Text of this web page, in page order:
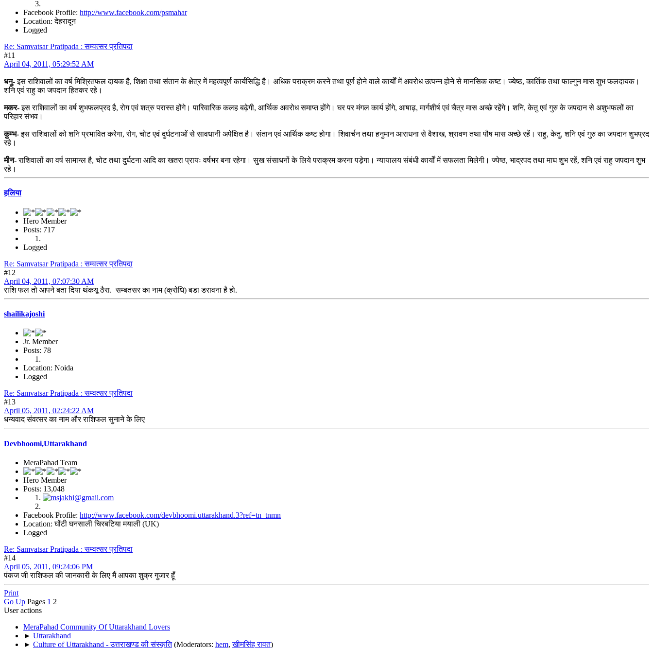
Facebook Profile: http://www.facebook.com/psmahar
Location: देहरादून
Logged
Re: Samvatsar Pratipada : सम्वत्सर प्रतिपदा
#11
April 04, 2011, 05:29:52 AM
धनु-इस राशिवालों का वर्ष मिश्रितफल दायक है, शिक्षा तथा संतान के क्षेत्र में महत्वपूर्ण कार्यसिद्धि है। अधिक पराक्रम करने तथा पूर्ण होने वाले कार्यों में अवरोध उत्पन्न होने से मानसिक कष्ट। ज्येष्ठ, कार्तिक तथा फाल्गुन मास शुभ फलदायक।
शनि एवं राहु का जपदान हितकर रहे।
मकर-इस राशिवालों का वर्ष शुभफलप्रद है, रोग एवं शत्रु परास्त होंगे। पारिवारिक कलह बढ़ेगी, आर्थिक अवरोध समाप्त होंगे। घर पर मंगल कार्य होंगे, आषाढ़, मार्गशीर्ष एवं चैत्र मास अच्छे रहेंगे। शनि, केतु एवं गुरु के जपदान से अशुभफलों का
परिहार संभव।
कुम्भ-इस राशिवालों को शनि प्रभावित करेगा, रोग, चोट एवं दुर्घटनाओं से सावधानी अपेक्षित है। संतान एवं आर्थिक कष्ट होगा। शिवार्चन तथा हनुमान आराधना से वैशाख, श्रावण तथा पौष मास अच्छे रहें। राहु, केतु, शनि एवं गुरु का जपदान शुभप्रद
रहे।
मीन-राशिवालों का वर्ष सामान्ल है, चोट तथा दुर्घटना आदि का खतरा प्रायः वर्षभर बना रहेगा। सुख संसाधनों के लिये पराक्रम करना पड़ेगा। न्यायालय संबंधी कार्यों में सफलता मिलेगी। ज्येष्ठ, भाद्रपद तथा माघ शुभ रहें, शनि एवं राहु जपदान शुभ
रहे।
हलिया
Hero Member
Posts: 717
Logged
Re: Samvatsar Pratipada : सम्वत्सर प्रतिपदा
#12
April 04, 2011, 07:07:30 AM
राशि फल तो आपने बता दिया थंकयू ठैरा. सम्बतसर का नाम (क्रोधि) बडा डरावना है हो.
shailikajoshi
Jr. Member
Posts: 78
Location: Noida
Logged
Re: Samvatsar Pratipada : सम्वत्सर प्रतिपदा
#13
April 05, 2011, 02:24:22 AM
धन्यवाद संवत्सर का नाम और राशिफल सुनाने के लिए
Devbhoomi,Uttarakhand
MeraPahad Team
Hero Member
Posts: 13,048
Facebook Profile: http://www.facebook.com/devbhoomi.uttarakhand.3?ref=tn_tnmn
Location: घोंटी घनसाली चिरबटिया मयाली (UK)
Logged
Re: Samvatsar Pratipada : सम्वत्सर प्रतिपदा
#14
April 05, 2011, 09:24:06 PM
पंकज जी राशिफल की जानकारी के लिए मैं आपका शुक्र गुजार हूँ
Print
Go Up Pages 1 2
User actions
MeraPahad Community Of Uttarakhand Lovers
► Uttarakhand
► Culture of Uttarakhand - उत्तराखण्ड की संस्कृति (Moderators: hem,खीमसिंह रावत)